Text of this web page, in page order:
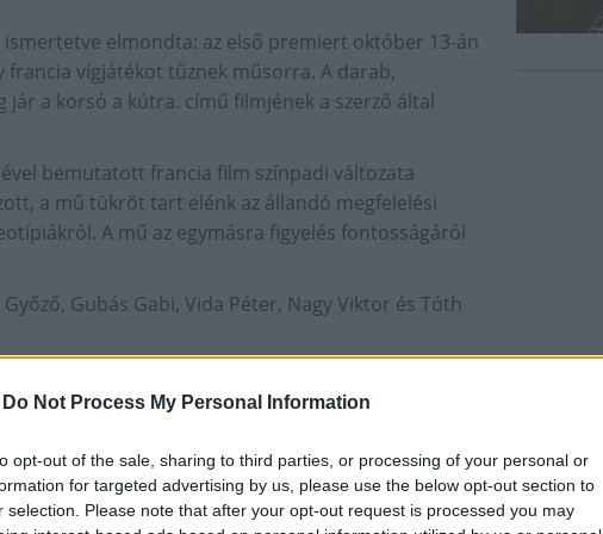
Do Not Process My Personal Information
opt-out of the sale, sharing to third parties, or processing of your personal or
for targeted advertising by us, please use the below opt-out section to
selection. Please note that after your opt-out request is processed you may
elmondta: az első premiert október 13-án
vígjátékot tűznek műsorra. A darab,
a korsó a kútra. című filmjének a szerző által
bemutatott francia film színpadi változata
a mű tükröt tart elénk az állandó megfelelési
A mű az egymásra figyelés fontosságáról
Gubás Gabi, Vida Péter, Nagy Viktor és Tóth
műsorban
a fülbe című bohózatát Kelemen József
már a Thália Színház nagyszínpadán. A Feydeau-